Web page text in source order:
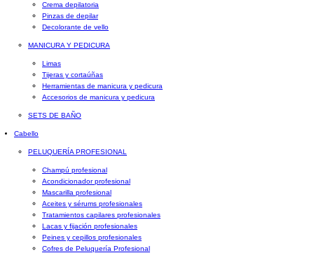
Crema depilatoria
Pinzas de depilar
Decolorante de vello
MANICURA Y PEDICURA
Limas
Tijeras y cortaúñas
Herramientas de manicura y pedicura
Accesorios de manicura y pedicura
SETS DE BAÑO
Cabello
PELUQUERÍA PROFESIONAL
Champú profesional
Acondicionador profesional
Mascarilla profesional
Aceites y sérums profesionales
Tratamientos capilares profesionales
Lacas y fijación profesionales
Peines y cepillos profesionales
Cofres de Peluquería Profesional